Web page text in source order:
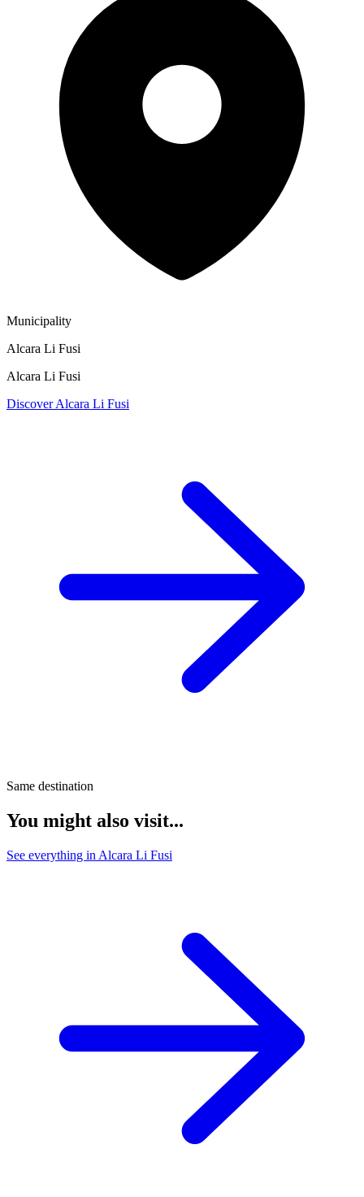
Municipality
Alcara Li Fusi
Alcara Li Fusi
Discover Alcara Li Fusi
Same destination
You might also visit...
See everything in Alcara Li Fusi